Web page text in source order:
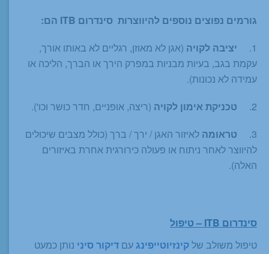
גורמים נפוצים נוספים להיווצרות סינדרום ITB הם:
1.
יציבה לקויה (אגן לא מאוזן, רגליים לא באותו אורך,
עקמת בגב, בעיות מבניות במפרק הירך או הברך, הליכה או
עמידה לא נכונות).
2.
טכניקת אימון לקויה (ריצה, אופניים, חדר כושר וכו').
3.
טראומה לאיזור האגן / ירך / ברך (כולל מצבים שיכולים
להיווצר לאחר ניתוח או פעולה כירורגית אחרת באיזורים
האלה).
סינדרום ITB – טיפול
טיפול משולב שלקינזיוטייפינגעם דיקור סיני נותן כמעט